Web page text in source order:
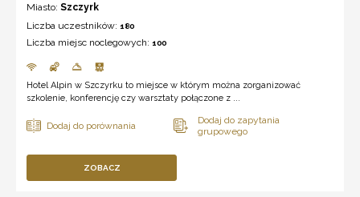
Miasto: Szczyrk
Liczba uczestników: 180
Liczba miejsc noclegowych: 100
Hotel Alpin w Szczyrku to miejsce w którym można zorganizować
szkolenie, konferencję czy warsztaty połączone z ...
ZOBACZ